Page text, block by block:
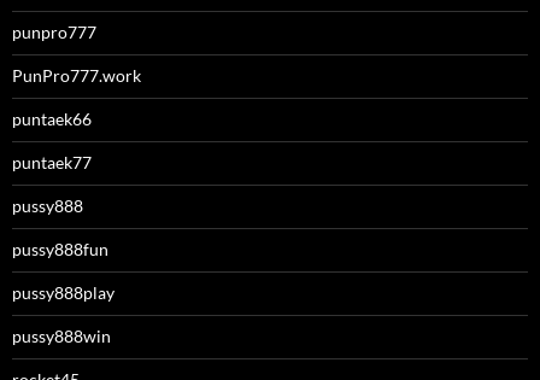
punpro777
PunPro777.work
puntaek66
puntaek77
pussy888
pussy888fun
pussy888play
pussy888win